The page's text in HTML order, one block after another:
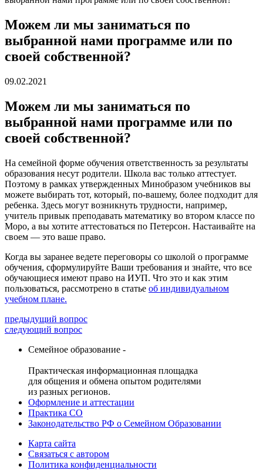
Можем ли мы заниматься по
выбранной нами программе или по
своей собственной?
09.02.2021
Можем ли мы заниматься по
выбранной нами программе или по
своей собственной?
На семейной форме обучения ответственность за результаты
образования несут родители. Школа вас только аттестует.
Поэтому в рамках утвержденных Минобразом учебников вы
можете выбирать тот, который, по-вашему, более подходит для
ребенка. Здесь могут возникнуть трудности, например,
учитель привык преподавать математику во втором классе по
Моро, а вы хотите аттестоваться по Петерсон. Настаивайте на
своем — это ваше право.
Когда вы заранее ведете переговоры со школой о программе
обучения, сформулируйте Ваши требования и знайте, что все
обучающиеся имеют право на ИУП. Что это и как этим
пользоваться, рассмотрено в статье об индивидуальном
учебном плане.
предыдущий вопрос
следующий вопрос
Семейное образование -
Практическая информационная площадка
для общения и обмена опытом родителями
из разных регионов.
Оформление и аттестации
Практика СО
Законодательство РФ о Семейном Образовании
Карта сайта
Связаться с автором
Политика конфиденциальности